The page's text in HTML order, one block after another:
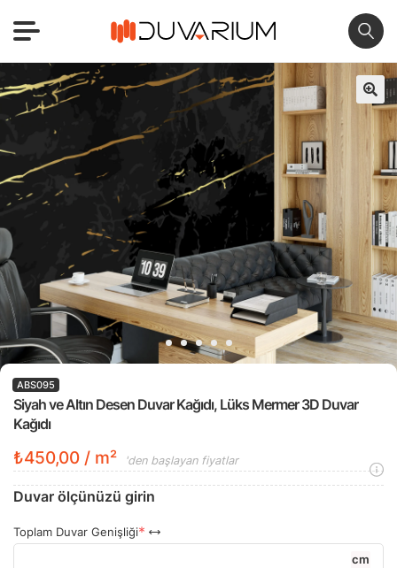
🔍
Siyah ve Altın Desen Duvar Kağıdı, Lüks Mermer 3D Duvar
Kağıdı
ABS095
₺450,00 / m² 'den başlayan fiyatlar
Duvar ölçünüzü girin
Toplam Duvar Genişliği
cm